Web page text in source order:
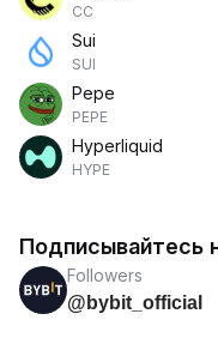
CC
Sui
SUI
Pepe
PEPE
Hyperliquid
HYPE
Подписывайтесь
Followers
@bybit_official